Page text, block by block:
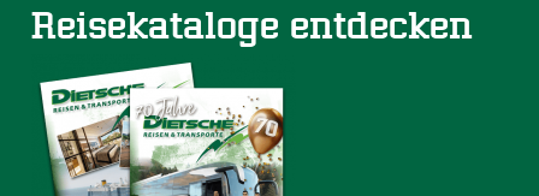
Reisekataloge entdecken